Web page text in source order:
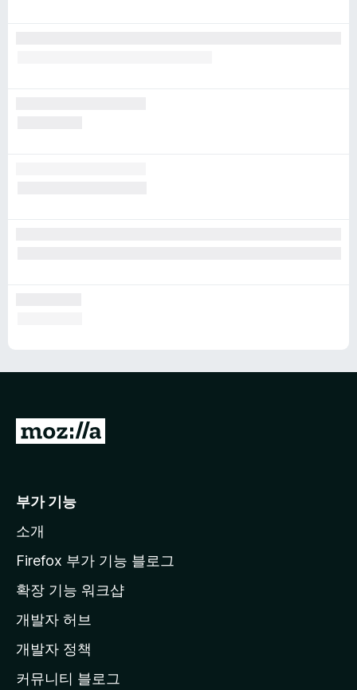
M
l
a
페
이
지
이
부가 기능
소개
Firefox 부가 기능 블로그
확장 기능 워크샵
개발자 허브
개발자 정책
커뮤니티 블로그